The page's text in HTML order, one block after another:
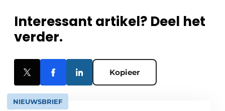
Interessant artikel? Deel het
verder.
Kopieer
NIEUWSBRIEF